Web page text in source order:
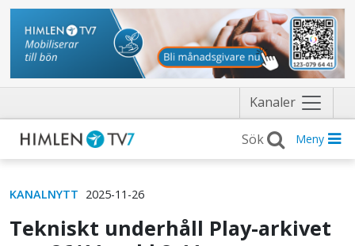
Kanaler Näytä
valikko
Meny
KANALNYTT 2025-11-26
Tekniskt underhåll Play-arkivet